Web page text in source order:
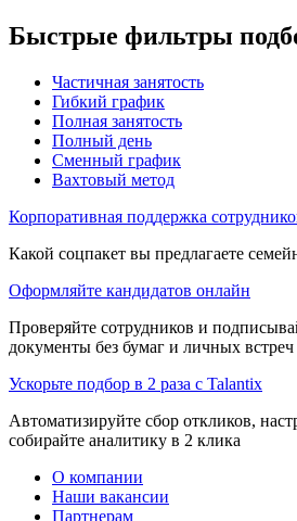
Быстрые фильтры
Частичная занятость
Гибкий график
Полная занятость
Полный день
Сменный график
Вахтовый метод
Корпоративная поддержка
Какой соцпакет вы предлагаете
Оформляйте кандидатов онлайн
Проверяйте сотрудников и
документы без бумаг и личных встреч
Ускорьте подбор в 2 раза с Talantix
Автоматизируйте сбор откликов,
собирайте аналитику в 2 клика
О компании
Наши вакансии
Партнерам